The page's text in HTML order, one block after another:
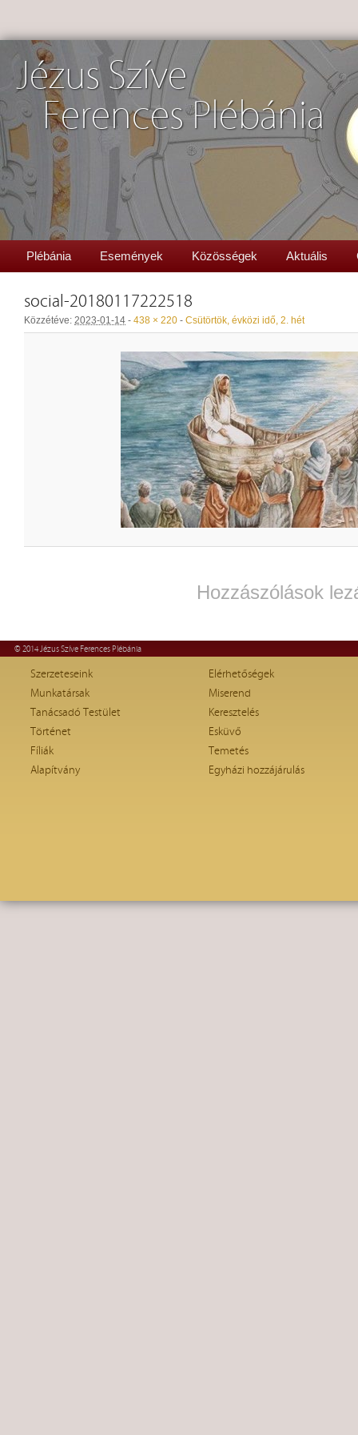
Jézus Szíve
Ferences Plébánia
Plébánia Események Közösségek Aktuális
social-20180117222518
Közzétéve: 2023-01-14 - 438 × 220 - Csütörtök, évközi idő, 2. hét
Hozzászólások
© 2014 Jézus Szíve Ferences Plébánia
Szerzeteseink
Munkatársak
Tanácsadó Testület
Történet
Fíliák
Alapítvány
Elérhetőségek
Miserend
Keresztelés
Esküvő
Temetés
Egyházi hozzájárulás